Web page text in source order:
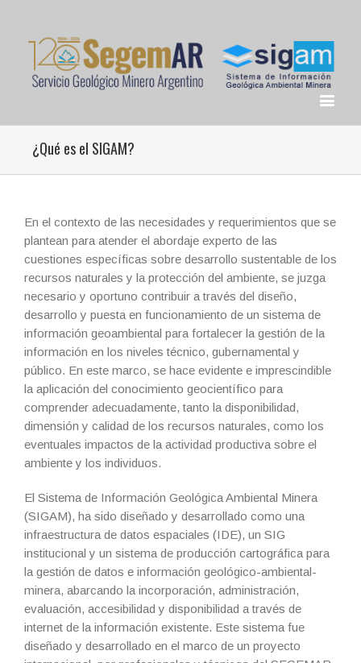
¿Qué es el SIGAM?
En el contexto de las necesidades y requerimientos que se
plantean para atender el abordaje experto de las
cuestiones específicas sobre desarrollo sustentable de los
recursos naturales y la protección del ambiente, se juzga
necesario y oportuno contribuir a través del diseño,
desarrollo y puesta en funcionamiento de un sistema de
información geoambiental para fortalecer la gestión de la
información en los niveles técnico, gubernamental y
público. En este marco, se hace evidente e imprescindible
la aplicación del conocimiento geocientífico para
comprender adecuadamente, tanto la disponibilidad,
dimensión y calidad de los recursos naturales, como los
eventuales impactos de la actividad productiva sobre el
ambiente y los individuos.
El Sistema de Información Geológica Ambiental Minera
(SIGAM), ha sido diseñado y desarrollado como una
infraestructura de datos espaciales (IDE), un SIG
institucional y un sistema de producción cartográfica para
la gestión de datos e información geológico-ambiental-
minera, abarcando la incorporación, administración,
evaluación, accesibilidad y disponibilidad a través de
internet de la información existente. Este sistema fue
diseñado y desarrollado en el marco de un proyecto